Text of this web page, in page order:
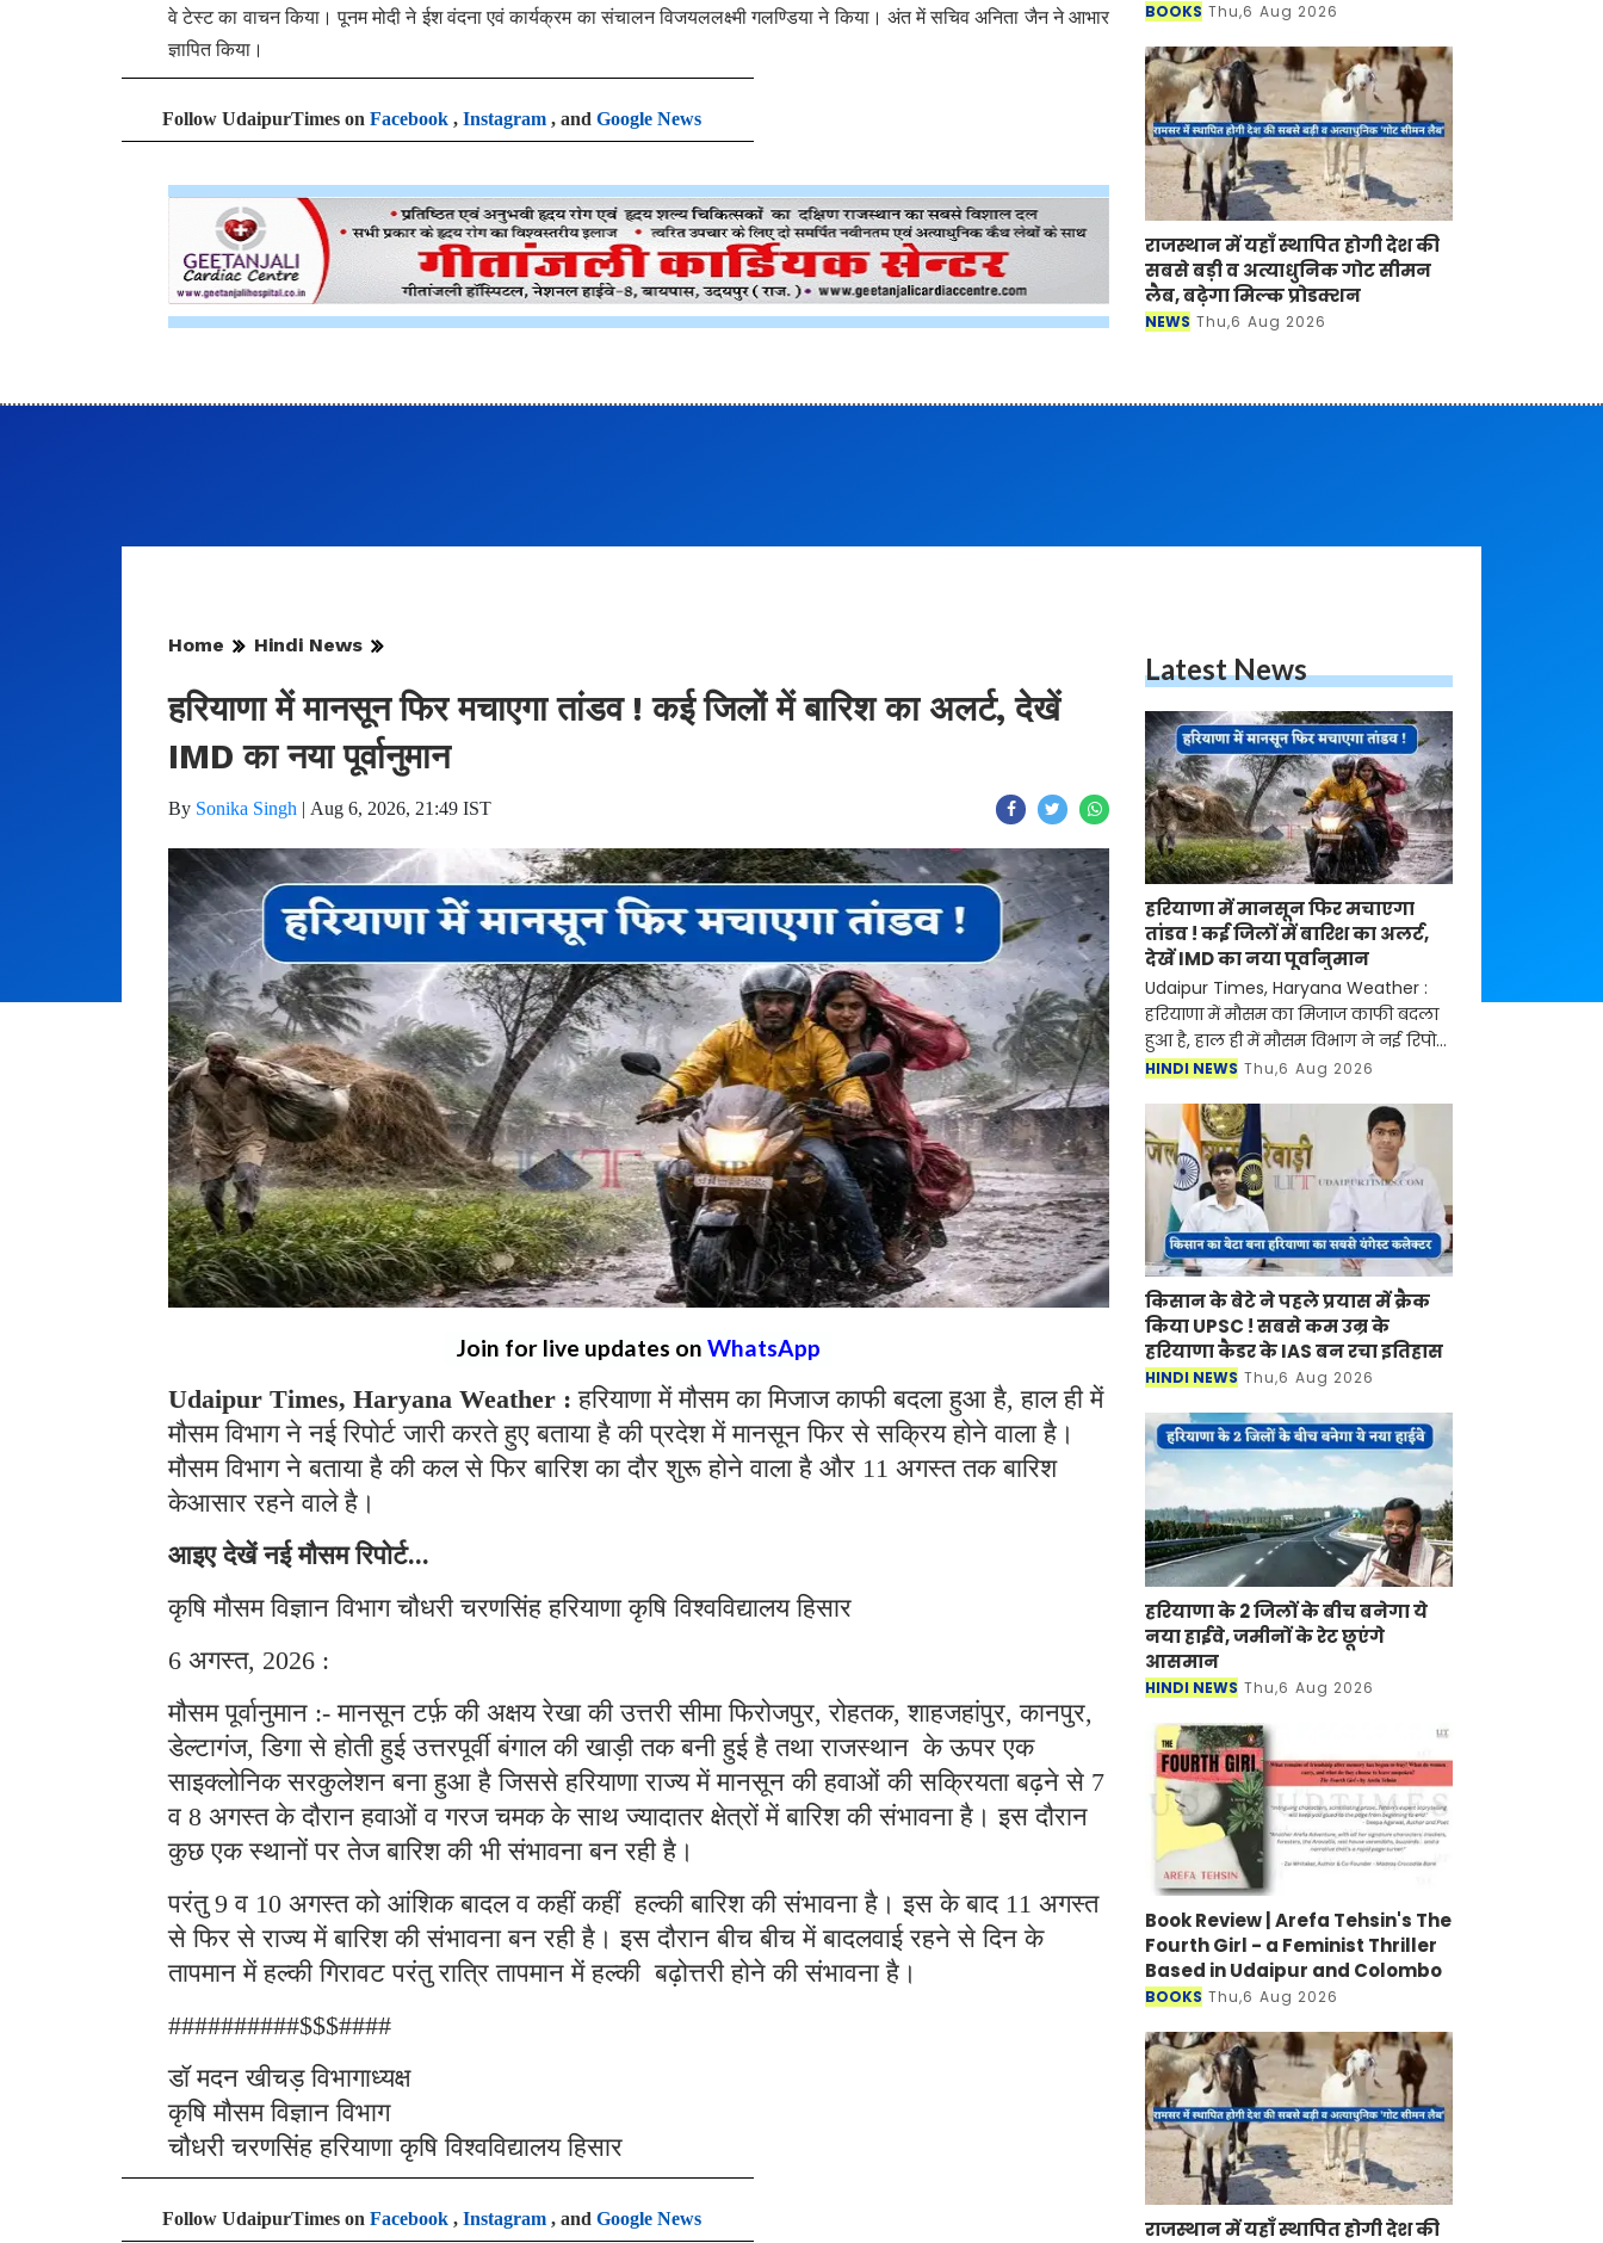
वे टेस्ट का वाचन किया। पूनम मोदी ने ईश वंदना एवं कार्यक्रम का संचालन विजयललक्ष्मी गलण्डिया ने किया। अंत में सचिव अनिता जैन ने आभार
ज्ञापित किया।
Follow UdaipurTimes on Facebook , Instagram , and Google News
BOOKS Thu,6 Aug 2026
राजस्थान में यहाँ स्थापित होगी देश की
सबसे बड़ी व अत्याधुनिक गोट सीमन
लैब, बढ़ेगा मिल्क प्रोडक्शन
NEWS Thu,6 Aug 2026
Home Hindi News
हरियाणा में मानसून फिर मचाएगा तांडव ! कई जिलों में बारिश का अलर्ट, देखें
IMD का नया पूर्वानुमान
By Sonika Singh | Aug 6, 2026, 21:49 IST
Join for live updates on WhatsApp
Udaipur Times, Haryana Weather :हरियाणा में मौसम का मिजाज काफी बदला हुआ है, हाल ही में
मौसम विभाग ने नई रिपोर्ट जारी करते हुए बताया है की प्रदेश में मानसून फिर से सक्रिय होने वाला है।
मौसम विभाग ने बताया है की कल से फिर बारिश का दौर शुरू होने वाला है और 11 अगस्त तक बारिश
केआसार रहने वाले है।
आइए देखें नई मौसम रिपोर्ट...
कृषि मौसम विज्ञान विभाग चौधरी चरणसिंह हरियाणा कृषि विश्वविद्यालय हिसार
6 अगस्त, 2026 :
मौसम पूर्वानुमान :- मानसून टर्फ़ की अक्षय रेखा की उत्तरी सीमा फिरोजपुर, रोहतक, शाहजहांपुर, कानपुर,
डेल्टागंज, डिगा से होती हुई उत्तरपूर्वी बंगाल की खाड़ी तक बनी हुई है तथा राजस्थान के ऊपर एक
साइक्लोनिक सरकुलेशन बना हुआ है जिससे हरियाणा राज्य में मानसून की हवाओं की सक्रियता बढ़ने से 7
व 8 अगस्त के दौरान हवाओं व गरज चमक के साथ ज्यादातर क्षेत्रों में बारिश की संभावना है। इस दौरान
कुछ एक स्थानों पर तेज बारिश की भी संभावना बन रही है।
परंतु 9 व 10 अगस्त को आंशिक बादल व कहीं कहीं हल्की बारिश की संभावना है। इस के बाद 11 अगस्त
से फिर से राज्य में बारिश की संभावना बन रही है। इस दौरान बीच बीच में बादलवाई रहने से दिन के
तापमान में हल्की गिरावट परंतु रात्रि तापमान में हल्की बढ़ोत्तरी होने की संभावना है।
##########$$$####
डॉ मदन खीचड़ विभागाध्यक्ष
कृषि मौसम विज्ञान विभाग
चौधरी चरणसिंह हरियाणा कृषि विश्वविद्यालय हिसार
Follow UdaipurTimes on Facebook , Instagram , and Google News
Latest News
हरियाणा में मानसून फिर मचाएगा
तांडव ! कई जिलों में बारिश का अलर्ट,
देखें IMD का नया पूर्वानुमान
Udaipur Times, Haryana Weather :
हरियाणा में मौसम का मिजाज काफी बदला
हुआ है, हाल ही में मौसम विभाग ने नई रिपोर्ट
जारी करते हुए बताया है की प्रदेश में मानसून
HINDI NEWS Thu,6 Aug 2026
किसान के बेटे ने पहले प्रयास में क्रैक
किया UPSC ! सबसे कम उम्र के
हरियाणा कैडर के IAS बन रचा इतिहास
HINDI NEWS Thu,6 Aug 2026
हरियाणा के 2 जिलों के बीच बनेगा ये
नया हाईवे, जमीनों के रेट छूएंगे
आसमान
HINDI NEWS Thu,6 Aug 2026
Book Review | Arefa Tehsin's The
Fourth Girl - a Feminist Thriller
Based in Udaipur and Colombo
BOOKS Thu,6 Aug 2026
राजस्थान में यहाँ स्थापित होगी देश की